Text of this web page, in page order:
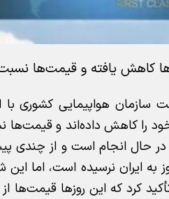
کاهش یافته و قیمت‌ها
سازمان هواپیمایی کشوری
خود را کاهش داده‌اند و
در حال انجام است و از چندی
به ایران نرسیده است، اما
کرد که این روزها قیمت‌ها